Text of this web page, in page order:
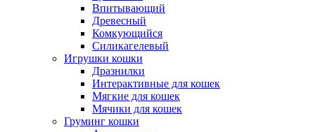
Впитывающий
Древесный
Комкующийся
Силикагелевый
Игрушки кошки
Дразнилки
Интерактивные для кошек
Мягкие для кошек
Мячики для кошек
Груминг кошки